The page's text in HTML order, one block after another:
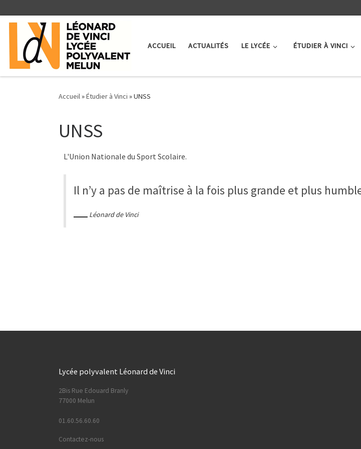
Skip to content
ACCUEIL ACTUALITÉS LE LYCÉE ÉTUDIER À VINCI
Accueil»Étudier à Vinci »UNSS
UNSS
L'Union Nationale du Sport Scolaire.
Il n’y a pas de maîtrise à la fois plus grande et plus
Léonard de Vinci
Lycée polyvalent Léonard de Vinci
2Bis Rue Edouard Branly
77000 Melun
01.60.56.60.60
Contactez-nous